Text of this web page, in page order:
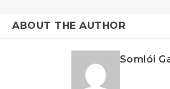
ABOUT THE AUTHOR
Somlói